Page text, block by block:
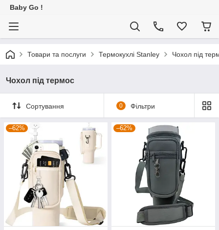
Baby Go !
Товари та послуги Термокухлі Stanley Чохол під
Чохол під термос
Сортування 0 Фільтри
–62% –62%